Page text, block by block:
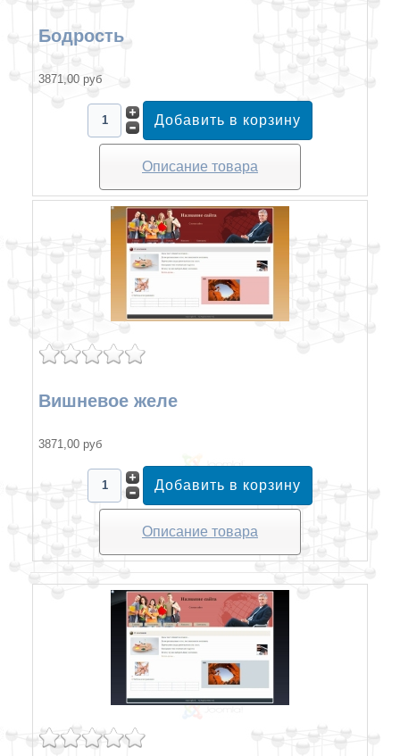
Бодрость
3871,00 руб
Описание товара
Вишневое желе
3871,00 руб
Описание товара